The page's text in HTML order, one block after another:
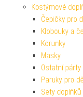
Kostýmové
Čepičky pro
Klobouky a
Korunky
Masky
Ostatní
Paruky pro
Sety